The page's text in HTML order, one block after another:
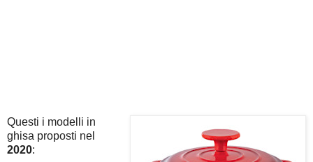
Questi i modelli in
ghisa proposti nel
2020: